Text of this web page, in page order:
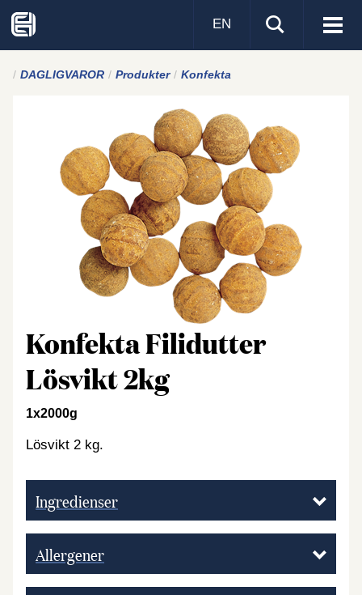
Visa
EN
DAGLIGVAROR Produkter Konfekta
Konfekta Filidutter
Lösvikt 2kg
1x2000g
Lösvikt 2 kg.
Ingredienser
Allergener